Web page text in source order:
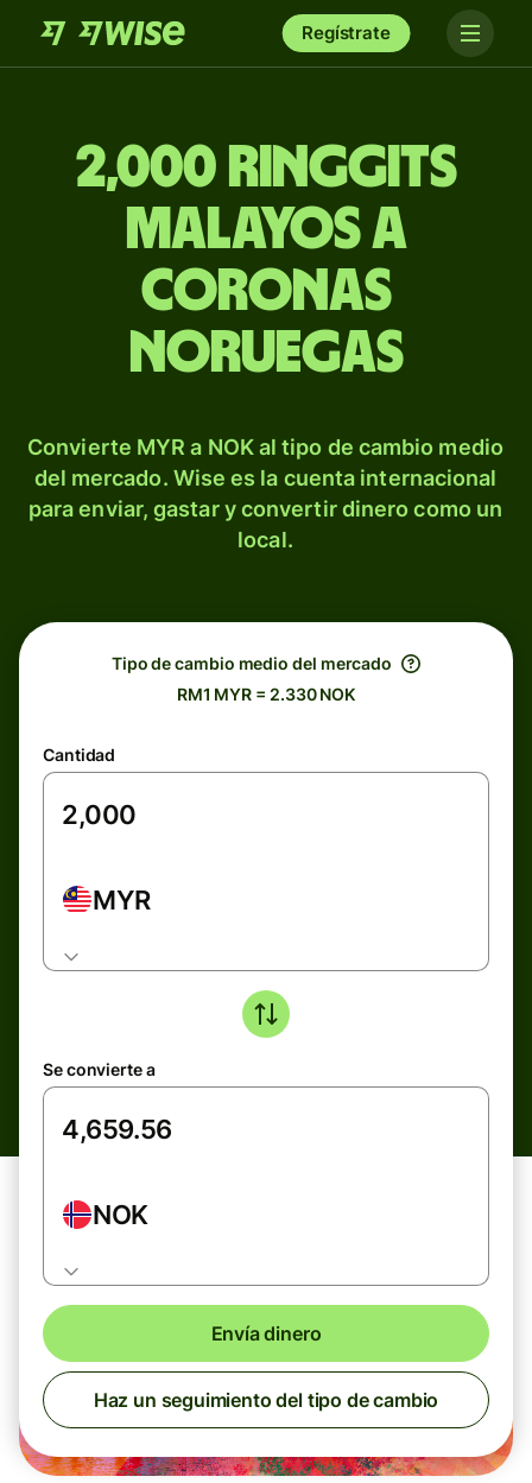
Regístrate
2,000 ringgits
malayos a
coronas
noruegas
Convierte MYR a NOK al tipo de cambio medio
del mercado. Wise es la cuenta internacional
para enviar, gastar y convertir dinero como un
local.
Tipo de cambio medio del mercado
RM1 MYR = 2.330 NOK
Cantidad
MYR
Se convierte a
NOK
Envía dinero
Haz un seguimiento del tipo de cambio